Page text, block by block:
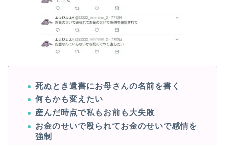
死ぬとき遺書にお母さんの名前を書く
何もかも変えたい
産んだ時点で私もお前も大失敗
お金のせいで殴られてお金のせいで感情を
強制